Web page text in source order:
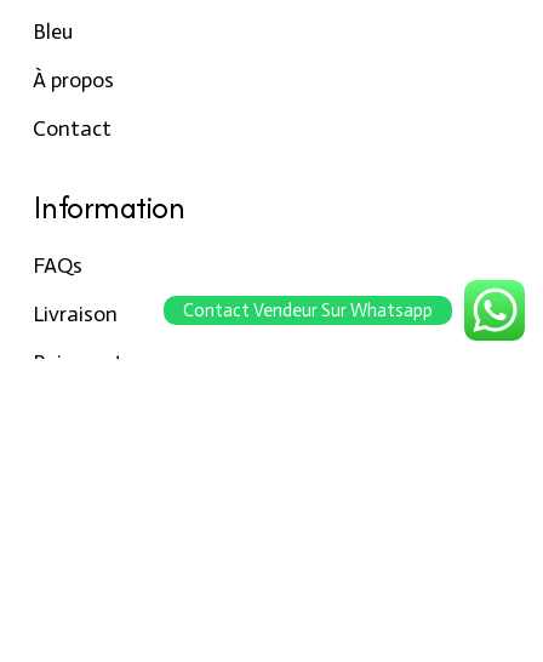
Bleu
À propos
Contact
Information
FAQs
Livraison
Paiements
Contact Vendeur Sur Whatsapp